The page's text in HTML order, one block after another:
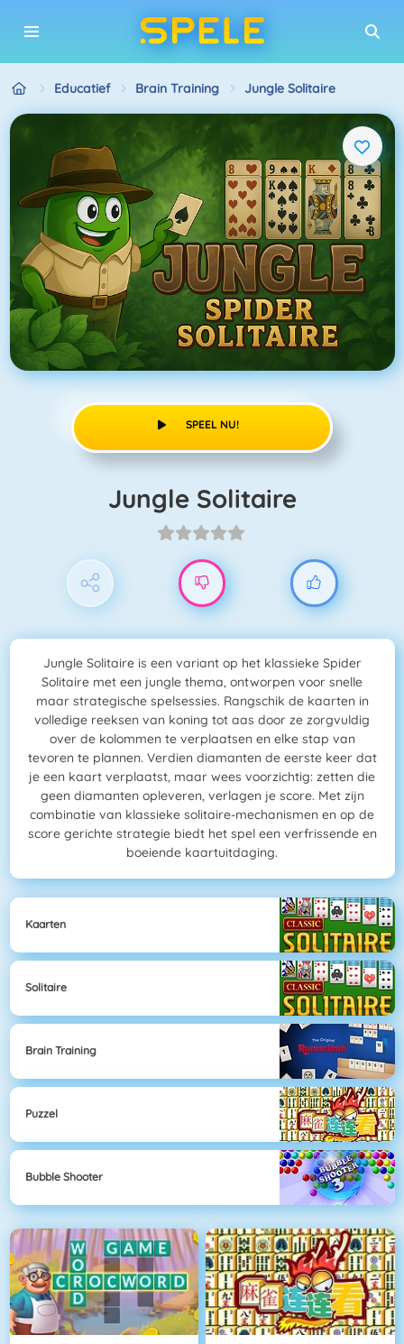
Educatief Brain Training Jungle Solitaire
SPEEL NU!
Jungle Solitaire
Jungle Solitaire is een variant op het klassieke Spider
Solitaire met een jungle thema, ontworpen voor snelle
maar strategische spelsessies. Rangschik de kaarten in
volledige reeksen van koning tot aas door ze zorgvuldig
over de kolommen te verplaatsen en elke stap van
tevoren te plannen. Verdien diamanten de eerste keer dat
je een kaart verplaatst, maar wees voorzichtig: zetten die
geen diamanten opleveren, verlagen je score. Met zijn
combinatie van klassieke solitaire-mechanismen en op de
score gerichte strategie biedt het spel een verfrissende en
boeiende kaartuitdaging.
Kaarten
Solitaire
Brain Training
Puzzel
Bubble Shooter